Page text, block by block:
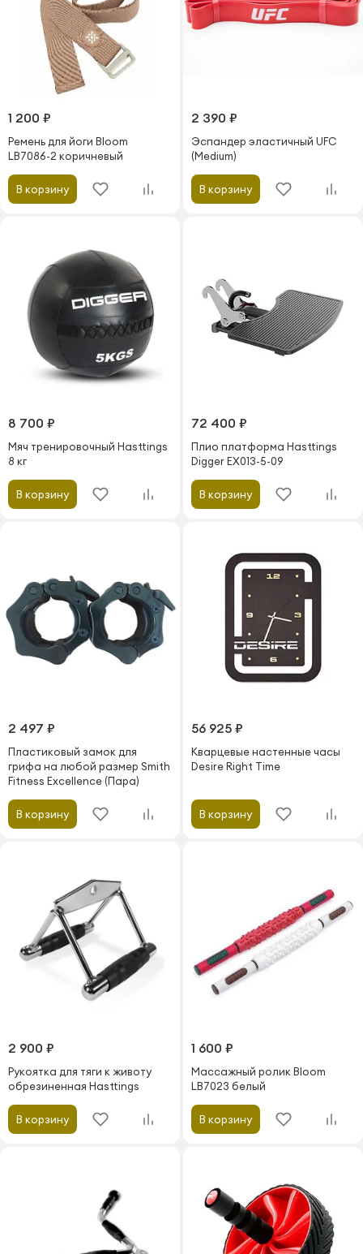
1 200 ₽
Ремень для йоги Bloom
LB7086-2 коричневый
В корзину
2 390 ₽
Эспандер эластичный UFC
(Medium)
В корзину
8 700 ₽
Мяч тренировочный Hasttings
8 кг
В корзину
72 400 ₽
Плио платформа Hasttings
Digger EX013-5-09
В корзину
2 497 ₽
Пластиковый замок для
грифа на любой размер Smith
Fitness Excellence (Пара)
В корзину
56 925 ₽
Кварцевые настенные часы
Desire Right Time
В корзину
2 900 ₽
Рукоятка для тяги к животу
обрезиненная Hasttings
В корзину
1 600 ₽
Массажный ролик Bloom
LB7023 белый
В корзину